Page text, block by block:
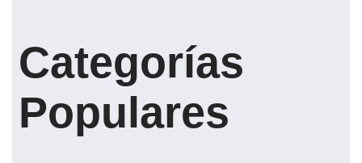
Categorías
Populares